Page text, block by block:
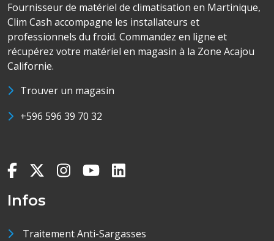
Fournisseur de matériel de climatisation en Martinique,
Clim Cash accompagne les installateurs et
professionnels du froid. Commandez en ligne et
récupérez votre matériel en magasin à la Zone Acajou
Californie.
Trouver un magasin
+596 596 39 70 32
Infos
Traitement Anti-Sargasses